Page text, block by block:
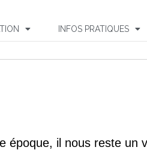
INFOS PRATIQUES
époque, il nous reste un